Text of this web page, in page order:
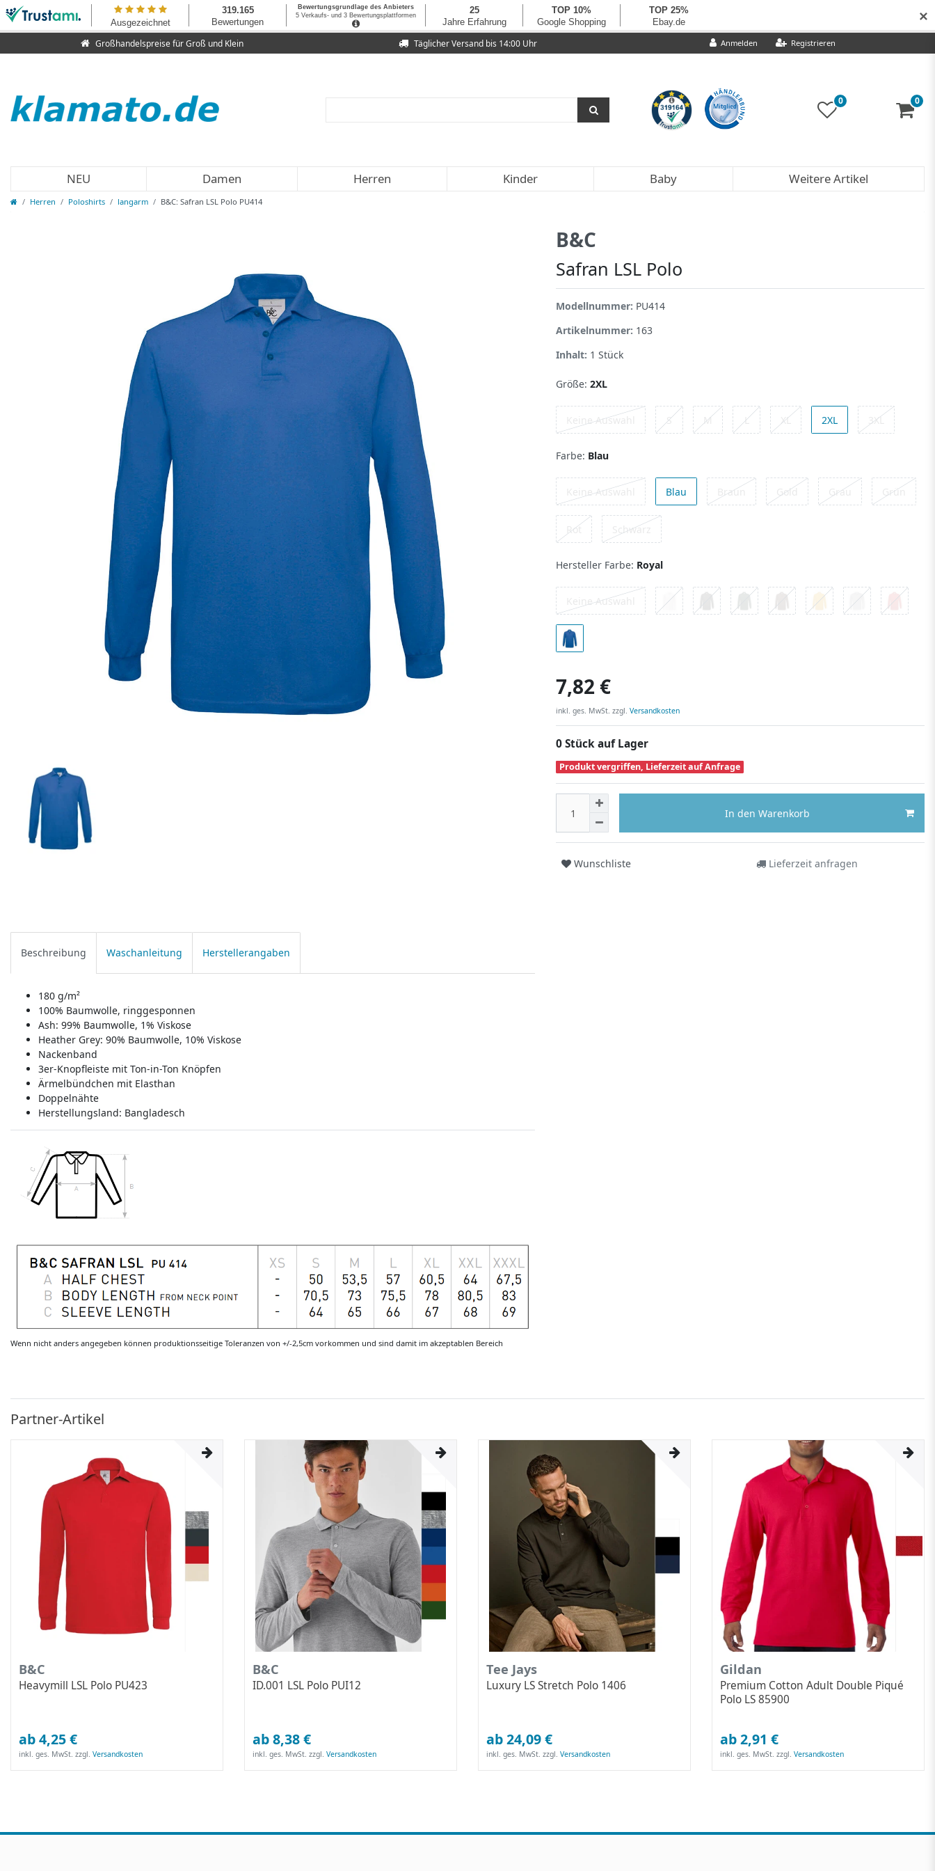
Anmelden Registrieren
Täglicher Versand bis 14:00 Uhr
Großhandelspreise für Groß und Klein
0 0
NEU Damen Herren Kinder Baby Weitere Artikel
Herren Poloshirts langarm B&C: Safran LSL Polo PU414
B&C
Safran LSL Polo
Modellnummer: PU414
Artikelnummer: 163
Inhalt: 1 Stück
Größe: 2XL
Keine Auswahl S M L XL 2XL 3XL
Farbe: Blau
Keine Auswahl Blau Braun Gold Grau Grün
Rot Schwarz
Hersteller Farbe: Royal
Keine Auswahl
7,82 €
inkl. ges. MwSt. zzgl. Versandkosten
0 Stück auf Lager
Produkt vergriffen, Lieferzeit auf Anfrage
In den Warenkorb
Wunschliste Lieferzeit anfragen
Beschreibung Waschanleitung Herstellerangaben
180 g/m²
100% Baumwolle, ringgesponnen
Ash: 99% Baumwolle, 1% Viskose
Heather Grey: 90% Baumwolle, 10% Viskose
Nackenband
3er-Knopfleiste mit Ton-in-Ton Knöpfen
Ärmelbündchen mit Elasthan
Doppelnähte
Herstellungsland: Bangladesch
Wenn nicht anders angegeben können produktionsseitige Toleranzen von +/-2,5cm vorkommen und sind damit im akzeptablen Bereich
Partner-Artikel
B&C
Heavymill LSL Polo PU423
ab 4,25 €
inkl. ges. MwSt. zzgl.Versandkosten
B&C
ID.001 LSL Polo PUI12
ab 8,38 €
inkl. ges. MwSt. zzgl.Versandkosten
Tee Jays
Luxury LS Stretch Polo 1406
ab 24,09 €
inkl. ges. MwSt. zzgl.Versandkosten
Gildan
Premium Cotton Adult Double Piqué
Polo LS 85900
ab 2,91 €
inkl. ges. MwSt. zzgl.Versandkosten
✕